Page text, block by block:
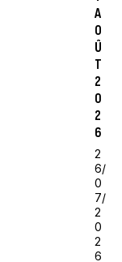
A
O
Û
T
2
0
2
6
2
6/
0
7/
2
0
2
6